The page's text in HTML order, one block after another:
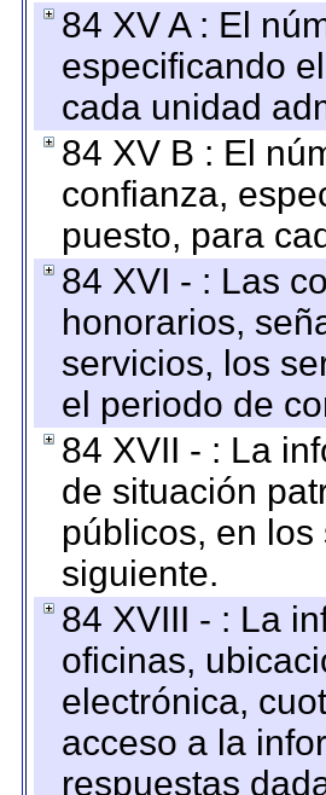
84 XV A : El
especificando
cada unidad
84 XV B : El
confianza,
puesto, para
84 XVI - : Las
honorarios,
servicios, los
el periodo de
84 XVII - : La
de situación
públicos, en
siguiente.
84 XVIII - : La
oficinas,
electrónica,
acceso a la
respuestas